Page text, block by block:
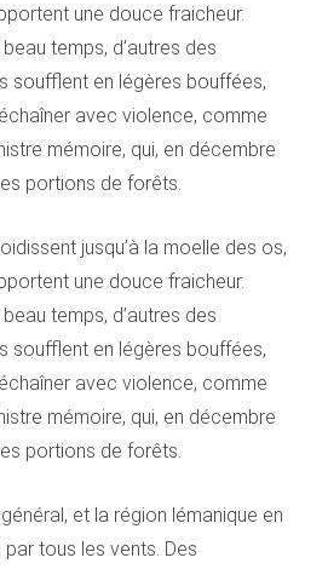
une douce fraicheur.
temps, d’autres des
soufflent en légères bouffées,
avec violence, comme
mémoire, qui, en décembre
portions de forêts.
jusqu’à la moelle des os,
une douce fraicheur.
temps, d’autres des
soufflent en légères bouffées,
avec violence, comme
mémoire, qui, en décembre
portions de forêts.
et la région lémanique en
tous les vents. Des